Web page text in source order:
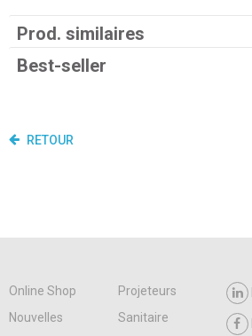
Prod. similaires
Best-seller
RETOUR
Online Shop
Projeteurs
Nouvelles
Sanitaire